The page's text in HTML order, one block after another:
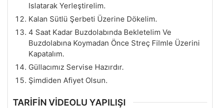
Islatarak Yerleştirelim.
Kalan Sütlü Şerbeti Üzerine Dökelim.
4 Saat Kadar Buzdolabında Bekletelim Ve
Buzdolabına Koymadan Önce Streç Filmle Üzerini
Kapatalım.
Güllacımız Servise Hazırdır.
Şimdiden Afiyet Olsun.
TARİFİN VİDEOLU YAPILIŞI